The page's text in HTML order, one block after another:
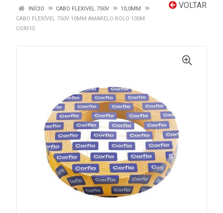
VOLTAR
INÍCIO CABO FLEXIVEL 750V
10,0MM
CABO FLEXÍVEL 750V 10MM AMARELO ROLO 100M
CORFIO